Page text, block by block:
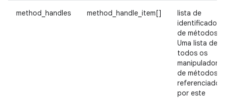
method_handles method_handle_item[]
lista de
de métodos.
Uma lista de
todos os
manipuladores
de métodos
referenciados
por este